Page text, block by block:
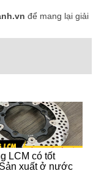
để mang lại giải
LCM có tốt
xuất ở nước